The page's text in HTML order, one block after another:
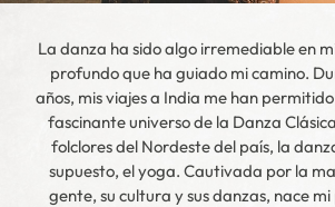
La danza ha sido algo irremediable en
profundo que ha guiado mi camino.
años, mis viajes a India me han
fascinante universo de la Danza
folclores del Nordeste del país, la
supuesto, el yoga. Cautivada por la
gente, su cultura y sus danzas, nace